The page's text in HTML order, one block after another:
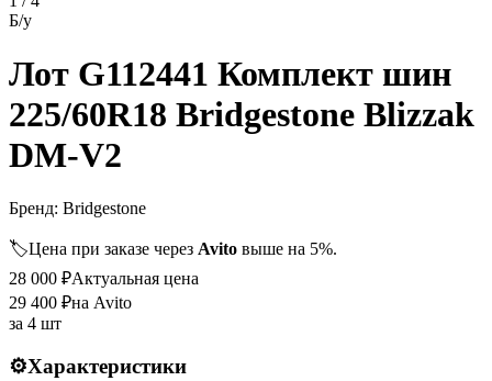
Б/у
Лот G112441 Комплект шин
225/60R18 Bridgestone Blizzak
DM-V2
Бренд: Bridgestone
🏷️Цена при заказе через Avito выше на 5%.
28 000 ₽Актуальная цена
29 400 ₽на Avito
за 4 шт
⚙️Характеристики